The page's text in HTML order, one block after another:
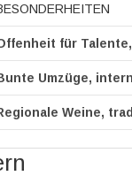
für
Umzüge,
Weine,